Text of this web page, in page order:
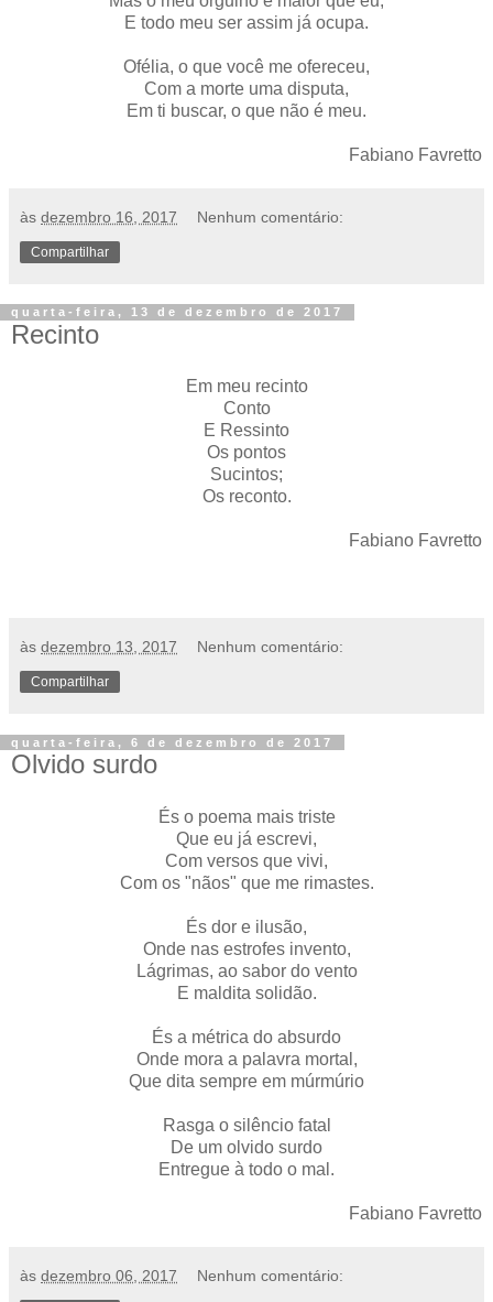
E todo meu ser assim já ocupa.
Ofélia, o que você me ofereceu,
Com a morte uma disputa,
Em ti buscar, o que não é meu.
Fabiano Favretto
às dezembro 16, 2017 Nenhum comentário:
Compartilhar
quarta-feira, 13 de dezembro de 2017
Recinto
Em meu recinto
Conto
E Ressinto
Os pontos
Sucintos;
Os reconto.
Fabiano Favretto
às dezembro 13, 2017 Nenhum comentário:
Compartilhar
quarta-feira, 6 de dezembro de 2017
Olvido surdo
És o poema mais triste
Que eu já escrevi,
Com versos que vivi,
Com os "nãos" que me rimastes.
És dor e ilusão,
Onde nas estrofes invento,
Lágrimas, ao sabor do vento
E maldita solidão.
És a métrica do absurdo
Onde mora a palavra mortal,
Que dita sempre em múrmúrio
Rasga o silêncio fatal
De um olvido surdo
Entregue à todo o mal.
Fabiano Favretto
às dezembro 06, 2017 Nenhum comentário: